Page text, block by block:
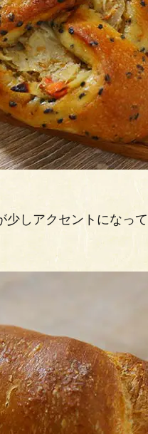
しアクセントになっ